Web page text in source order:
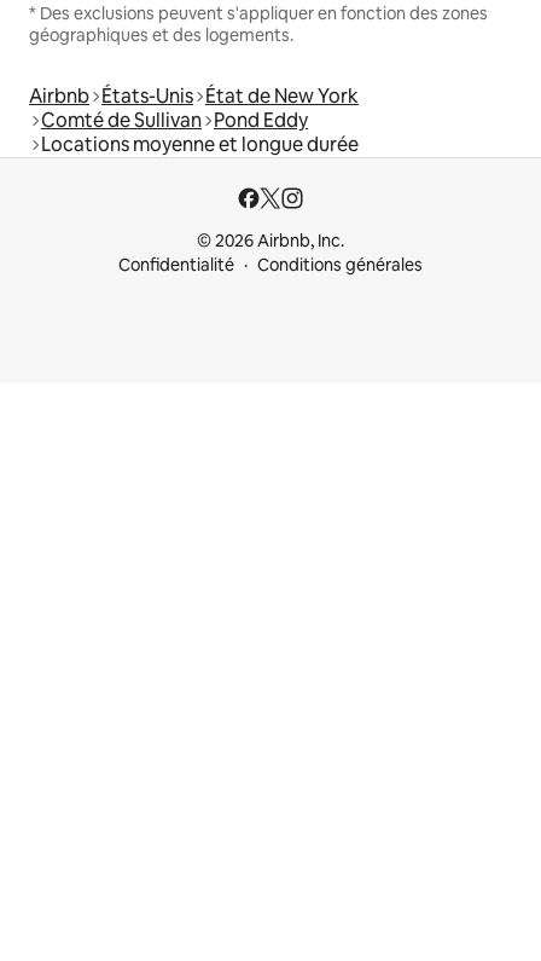
* Des exclusions peuvent s'appliquer en fonction des zones
géographiques et des logements.
Airbnb États-Unis État de New York
Comté de Sullivan Pond Eddy
Locations moyenne et longue durée
© 2026 Airbnb, Inc.
Confidentialité
Conditions générales